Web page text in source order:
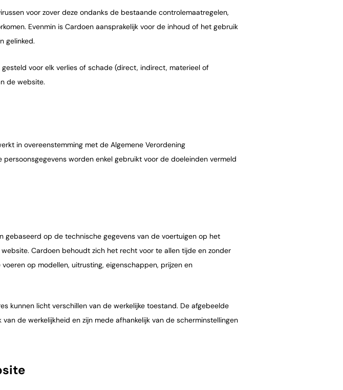
voor zover deze ondanks de bestaande controlemaatregelen,
Evenmin is Cardoen aansprakelijk voor de inhoud of het gebruik
gelinked.
voor elk verlies of schade (direct, indirect, materieel of
de website.
in overeenstemming met de Algemene Verordening
persoonsgegevens worden enkel gebruikt voor de doeleinden vermeld
gebaseerd op de technische gegevens van de voertuigen op het
Cardoen behoudt zich het recht voor te allen tijde en zonder
op modellen, uitrusting, eigenschappen, prijzen en
kunnen licht verschillen van de werkelijke toestand. De afgebeelde
de werkelijkheid en zijn mede afhankelijk van de scherminstellingen